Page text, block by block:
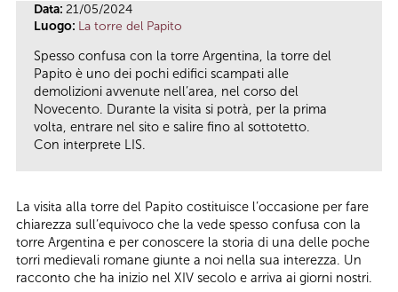
Data: 21/05/2024
Luogo: La torre del Papito
Spesso confusa con la torre Argentina, la torre del
Papito è uno dei pochi edifici scampati alle
demolizioni avvenute nell’area, nel corso del
Novecento. Durante la visita si potrà, per la prima
volta, entrare nel sito e salire fino al sottotetto.
Con interprete LIS.
La visita alla torre del Papito costituisce l’occasione per fare
chiarezza sull’equivoco che la vede spesso confusa con la
torre Argentina e per conoscere la storia di una delle poche
torri medievali romane giunte a noi nella sua interezza. Un
racconto che ha inizio nel XIV secolo e arriva ai giorni nostri.